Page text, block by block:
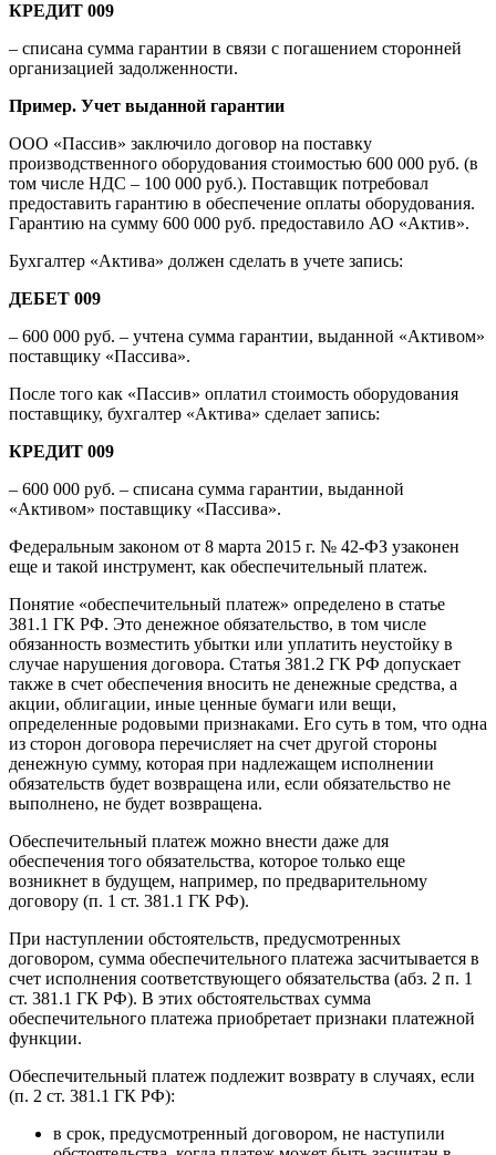
КРЕДИТ 009
– списана сумма гарантии в связи с погашением сторонней
организацией задолженности.
Пример. Учет выданной гарантии
ООО «Пассив» заключило договор на поставку
производственного оборудования стоимостью 600 000 руб. (в
том числе НДС – 100 000 руб.). Поставщик потребовал
предоставить гарантию в обеспечение оплаты оборудования.
Гарантию на сумму 600 000 руб. предоставило АО «Актив».
Бухгалтер «Актива» должен сделать в учете запись:
ДЕБЕТ 009
– 600 000 руб. – учтена сумма гарантии, выданной «Активом»
поставщику «Пассива».
После того как «Пассив» оплатил стоимость оборудования
поставщику, бухгалтер «Актива» сделает запись:
КРЕДИТ 009
– 600 000 руб. – списана сумма гарантии, выданной
«Активом» поставщику «Пассива».
Федеральным законом от 8 марта 2015 г. № 42-ФЗ узаконен
еще и такой инструмент, как обеспечительный платеж.
Понятие «обеспечительный платеж» определено в статье
381.1 ГК РФ. Это денежное обязательство, в том числе
обязанность возместить убытки или уплатить неустойку в
случае нарушения договора. Статья 381.2 ГК РФ допускает
также в счет обеспечения вносить не денежные средства, а
акции, облигации, иные ценные бумаги или вещи,
определенные родовыми признаками. Его суть в том, что одна
из сторон договора перечисляет на счет другой стороны
денежную сумму, которая при надлежащем исполнении
обязательств будет возвращена или, если обязательство не
выполнено, не будет возвращена.
Обеспечительный платеж можно внести даже для
обеспечения того обязательства, которое только еще
возникнет в будущем, например, по предварительному
договору (п. 1 ст. 381.1 ГК РФ).
При наступлении обстоятельств, предусмотренных
договором, сумма обеспечительного платежа засчитывается в
счет исполнения соответствующего обязательства (абз. 2 п. 1
ст. 381.1 ГК РФ). В этих обстоятельствах сумма
обеспечительного платежа приобретает признаки платежной
функции.
Обеспечительный платеж подлежит возврату в случаях, если
(п. 2 ст. 381.1 ГК РФ):
в срок, предусмотренный договором, не наступили